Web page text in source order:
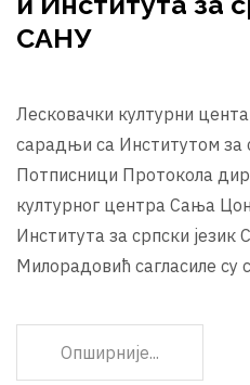
САНУ
Лесковачки културни
сарадњи са Институтом за
Потписници Протокола
културног центра Сања
Института за српски
Милорадовић сагласиле су
Опширније...